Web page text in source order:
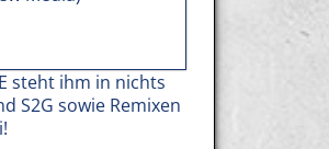
steht ihm in nichts
S2G sowie Remixen